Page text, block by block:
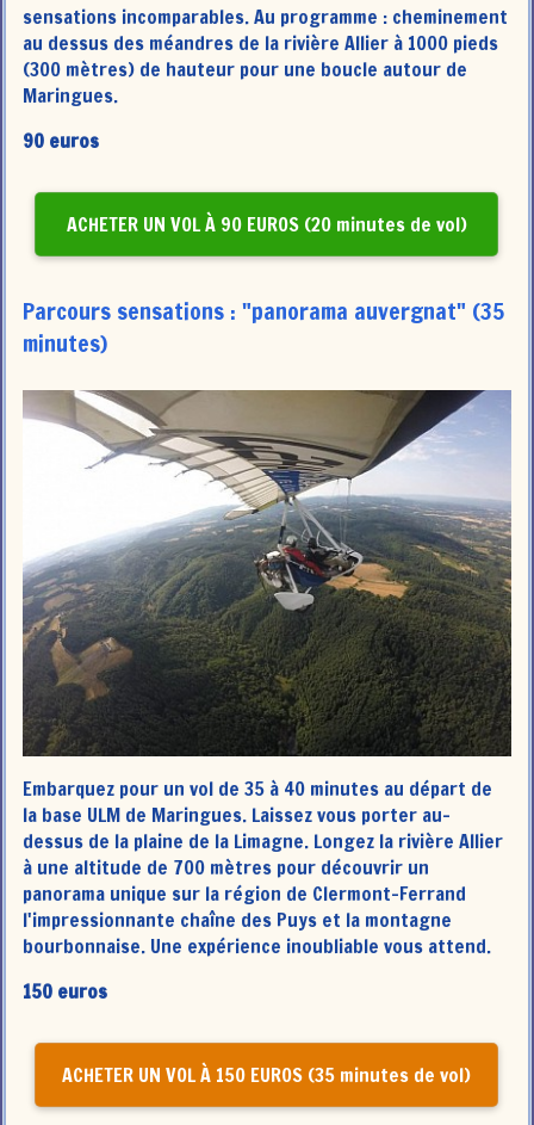
sensations incomparables. Au programme : cheminement
au dessus des méandres de la rivière Allier à 1000 pieds
(300 mètres) de hauteur pour une boucle autour de
Maringues.
90 euros
ACHETER UN VOL À 90 EUROS (20 minutes de vol)
Parcours sensations : "panorama auvergnat" (35
minutes)
Embarquez pour un vol de 35 à 40 minutes au départ de
la base ULM de Maringues. Laissez vous porter au-
dessus de la plaine de la Limagne. Longez la rivière Allier
à une altitude de 700 mètres pour découvrir un
panorama unique sur la région de Clermont-Ferrand
l'impressionnante chaîne des Puys et la montagne
bourbonnaise. Une expérience inoubliable vous attend.
150 euros
ACHETER UN VOL À 150 EUROS (35 minutes de vol)